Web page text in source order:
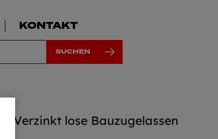
KONTAKT
SUCHEN
Verzinkt lose Bauzugelassen